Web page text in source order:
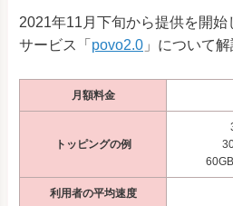
2021年11月下旬から提供を開始
サービス「 povo2.0 」について解
月額料金
トッピングの例
利用者の平均速度